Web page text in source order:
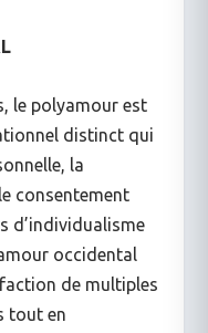
le polyamour est
distinct qui
la
consentement
d’individualisme
occidental
de multiples
tout en